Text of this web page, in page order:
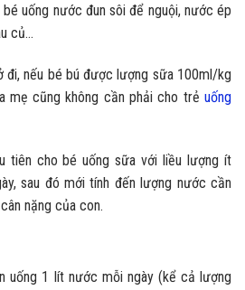
uống nước đun sôi để nguội, nước ép
củ…
đi, nếu bé bú được lượng sữa 100ml/kg
mẹ cũng không cần phải cho trẻ uống
tiên cho bé uống sữa với liều lượng ít
sau đó mới tính đến lượng nước cần
nặng của con.
uống 1 lít nước mỗi ngày (kể cả lượng